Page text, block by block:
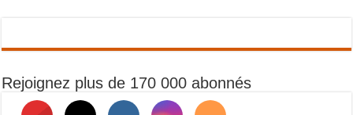
Rejoignez plus de 170 000 abonnés